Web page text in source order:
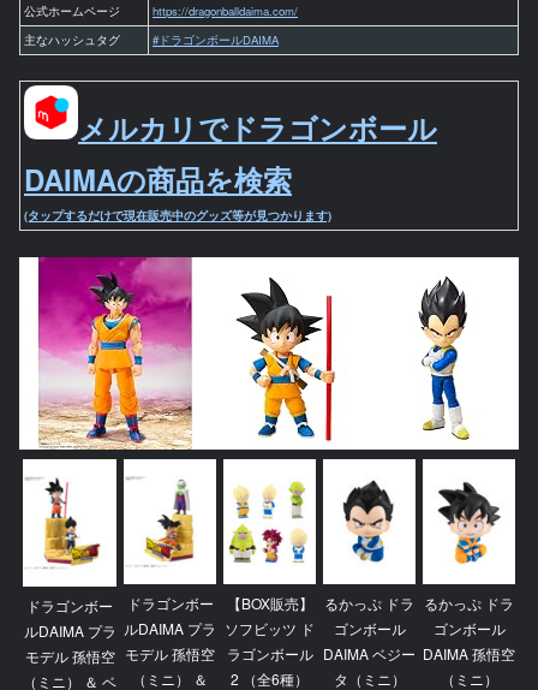
公式ホームページ
https://dragonballdaima.com/
主なハッシュタグ
#ドラゴンボールDAIMA
メルカリでドラゴンボール
DAIMAの商品を検索
(タップするだけで現在販売中のグッズ等が見つかります)
ドラゴンボー
ルDAIMA プラ
モデル 孫悟空
（ミニ） ＆ ベ
ドラゴンボー
ルDAIMA プラ
モデル 孫悟空
（ミニ） ＆
【BOX販売】
ソフビッツ ド
ラゴンボール
2 （全6種）
るかっぷ ドラ
ゴンボール
DAIMA ベジー
タ（ミニ）
るかっぷ ドラ
ゴンボール
DAIMA 孫悟空
（ミニ）